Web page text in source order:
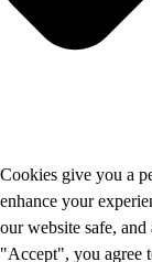
Cookies give you a
enhance your
our website safe,
"Accept", you agree